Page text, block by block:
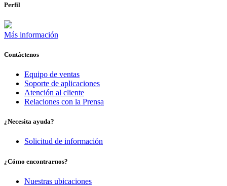
Perfil
Más información
Contáctenos
Equipo de ventas
Soporte de aplicaciones
Atención al cliente
Relaciones con la Prensa
¿Necesita ayuda?
Solicitud de información
¿Cómo encontrarnos?
Nuestras ubicaciones